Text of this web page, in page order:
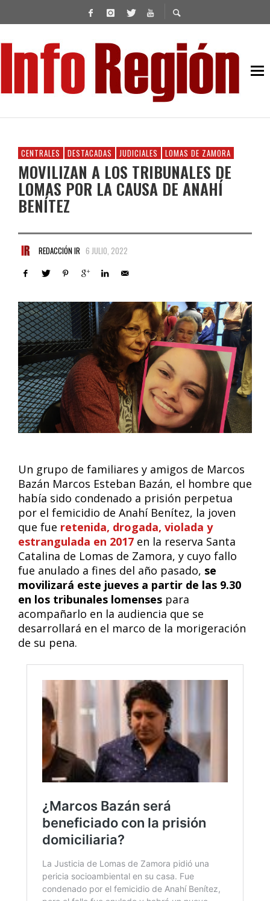
CENTRALES DESTACADAS JUDICIALES LOMAS DE ZAMORA
MOVILIZAN A LOS TRIBUNALES DE
LOMAS POR LA CAUSA DE ANAHÍ
BENÍTEZ
REDACCIÓN IR 6 JULIO, 2022
Un grupo de familiares y amigos de Marcos
Bazán Marcos Esteban Bazán, el hombre que
había sido condenado a prisión perpetua
por el femicidio de Anahí Benítez, la joven
que fue retenida, drogada, violada y
estrangulada en 2017 en la reserva Santa
Catalina de Lomas de Zamora, y cuyo fallo
fue anulado a fines del año pasado, se
movilizará este jueves a partir de las 9.30
en los tribunales lomenses para
acompañarlo en la audiencia que se
desarrollará en el marco de la morigeración
de su pena.